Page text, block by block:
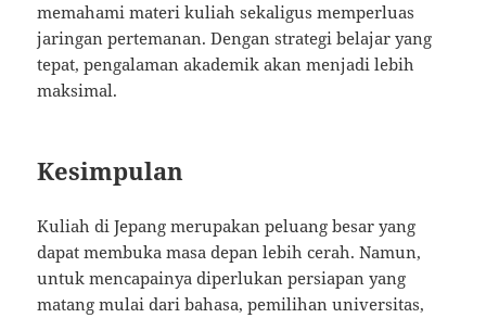
memahami materi kuliah sekaligus memperluas
jaringan pertemanan. Dengan strategi belajar yang
tepat, pengalaman akademik akan menjadi lebih
maksimal.
Kesimpulan
Kuliah di Jepang merupakan peluang besar yang
dapat membuka masa depan lebih cerah. Namun,
untuk mencapainya diperlukan persiapan yang
matang mulai dari bahasa, pemilihan universitas,